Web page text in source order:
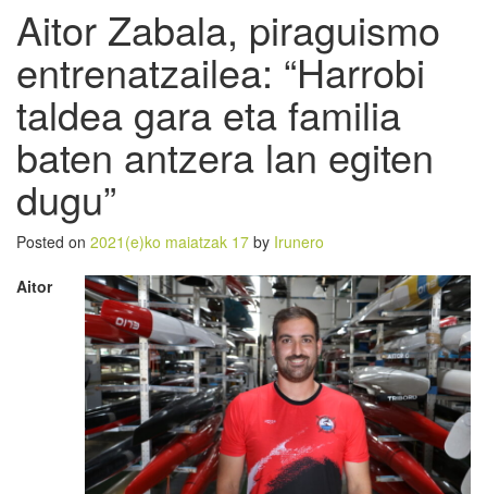
Aitor Zabala, piraguismo
entrenatzailea: “Harrobi
taldea gara eta familia
baten antzera lan egiten
dugu”
Posted on 2021(e)ko maiatzak 17 by Irunero
Aitor